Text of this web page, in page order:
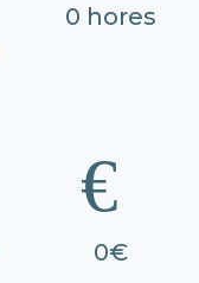
0 hores
0€